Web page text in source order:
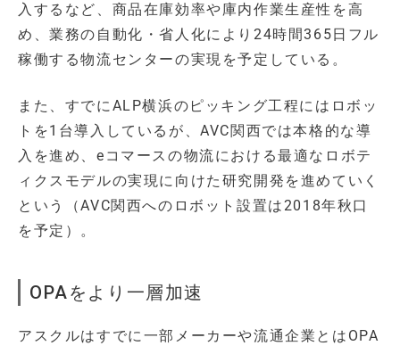
入するなど、商品在庫効率や庫内作業生産性を高
め、業務の自動化・省人化により24時間365日フル
稼働する物流センターの実現を予定している。
また、すでにALP横浜のピッキング工程にはロボッ
トを1台導入しているが、AVC関西では本格的な導
入を進め、eコマースの物流における最適なロボテ
ィクスモデルの実現に向けた研究開発を進めていく
という（AVC関西へのロボット設置は2018年秋口
を予定）。
OPAをより一層加速
アスクルはすでに一部メーカーや流通企業とはOPA